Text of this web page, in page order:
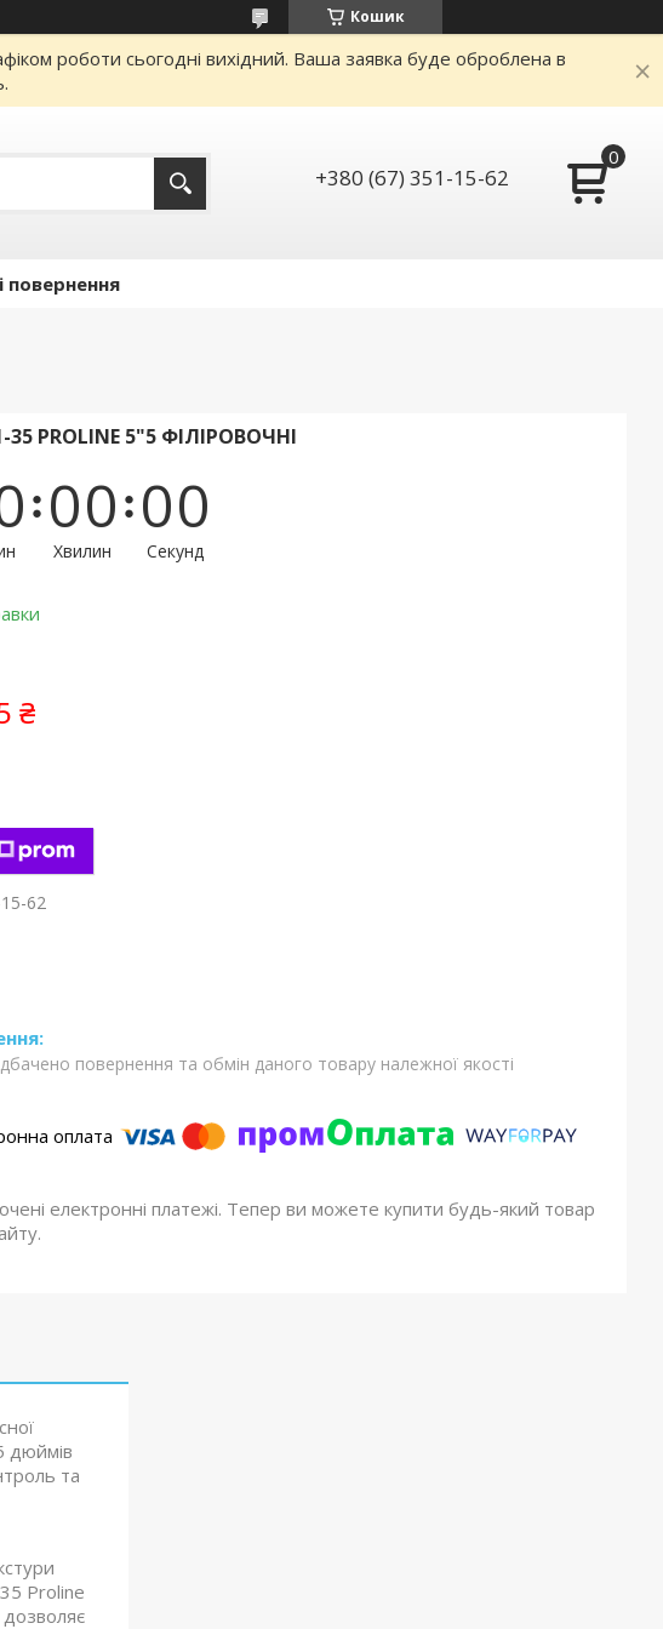
Кошик
роботи сьогодні вихідний. Ваша заявка буде оброблена в
+380 (67) 351-15-62
повернення
PROLINE 5"5 ФІЛІРОВОЧНІ
00
Хвилин
00
Секунд
₴
62
повернення та обмін даного товару належної якості
електронні платежі. Тепер ви можете купити будь-який товар
дюймів
та
Proline